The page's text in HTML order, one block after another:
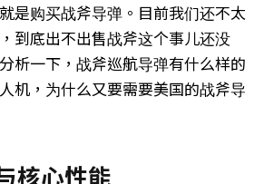
是购买战斧导弹。目前我们还不太
到底出不出售战斧这个事儿还没
析一下，战斧巡航导弹有什么样的
机，为什么又要需要美国的战斧导
核心性能